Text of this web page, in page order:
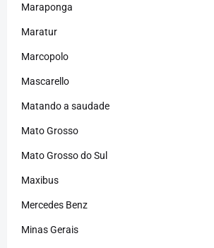
Maraponga
Maratur
Marcopolo
Mascarello
Matando a saudade
Mato Grosso
Mato Grosso do Sul
Maxibus
Mercedes Benz
Minas Gerais